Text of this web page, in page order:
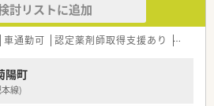
討リストに追加
車通勤可 認定薬剤師取得支援あり 教育制
陽町
線)